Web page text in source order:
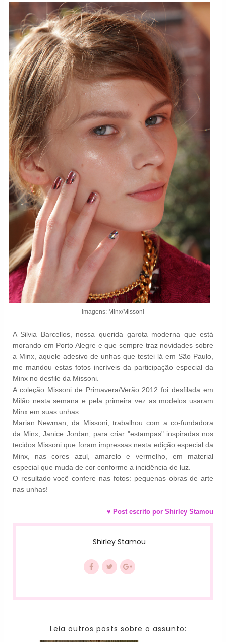
Imagens: Minx/Missoni
A Silvia Barcellos, nossa querida garota moderna que está
morando em Porto Alegre e que sempre traz novidades sobre
a Minx, aquele adesivo de unhas que testei lá em São Paulo,
me mandou estas fotos incríveis da participação especial da
Minx no desfile da Missoni.
A coleção Missoni de Primavera/Verão 2012 foi desfilada em
Milão nesta semana e pela primeira vez as modelos usaram
Minx em suas unhas.
Marian Newman, da Missoni, trabalhou com a co-fundadora
da Minx, Janice Jordan, para criar "estampas" inspiradas nos
tecidos Missoni que foram impressas nesta edição especial da
Minx, nas cores azul, amarelo e vermelho, em material
especial que muda de cor conforme a incidência de luz.
O resultado você confere nas fotos: pequenas obras de arte
nas unhas!
♥ Post escrito por Shirley Stamou
Shirley Stamou
Leia outros posts sobre o assunto: